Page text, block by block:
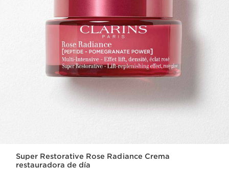
Super Restorative Rose Radiance Crema
restauradora de día